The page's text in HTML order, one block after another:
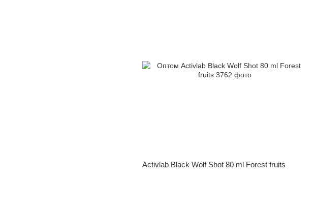
Activlab Black Wolf Shot 80 ml Forest fruits